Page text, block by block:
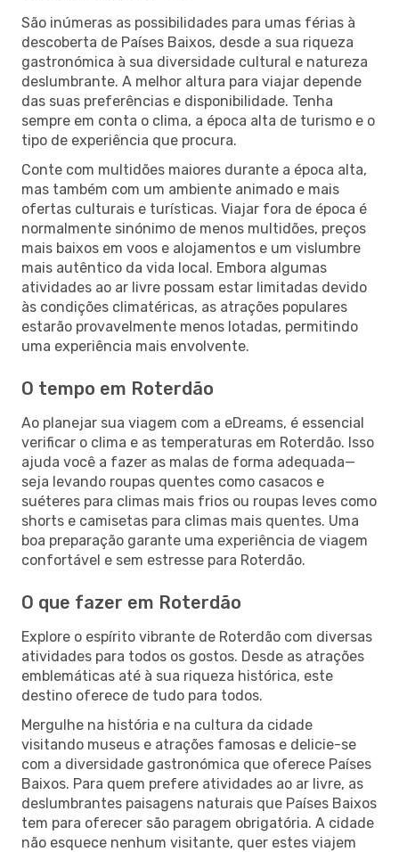
São inúmeras as possibilidades para umas férias à
descoberta de Países Baixos, desde a sua riqueza
gastronómica à sua diversidade cultural e natureza
deslumbrante. A melhor altura para viajar depende
das suas preferências e disponibilidade. Tenha
sempre em conta o clima, a época alta de turismo e o
tipo de experiência que procura.
Conte com multidões maiores durante a época alta,
mas também com um ambiente animado e mais
ofertas culturais e turísticas. Viajar fora de época é
normalmente sinónimo de menos multidões, preços
mais baixos em voos e alojamentos e um vislumbre
mais autêntico da vida local. Embora algumas
atividades ao ar livre possam estar limitadas devido
às condições climatéricas, as atrações populares
estarão provavelmente menos lotadas, permitindo
uma experiência mais envolvente.
O tempo em Roterdão
Ao planejar sua viagem com a eDreams, é essencial
verificar o clima e as temperaturas em Roterdão. Isso
ajuda você a fazer as malas de forma adequada—
seja levando roupas quentes como casacos e
suéteres para climas mais frios ou roupas leves como
shorts e camisetas para climas mais quentes. Uma
boa preparação garante uma experiência de viagem
confortável e sem estresse para Roterdão.
O que fazer em Roterdão
Explore o espírito vibrante de Roterdão com diversas
atividades para todos os gostos. Desde as atrações
emblemáticas até à sua riqueza histórica, este
destino oferece de tudo para todos.
Mergulhe na história e na cultura da cidade
visitando museus e atrações famosas e delicie-se
com a diversidade gastronómica que oferece Países
Baixos. Para quem prefere atividades ao ar livre, as
deslumbrantes paisagens naturais que Países Baixos
tem para oferecer são paragem obrigatória. A cidade
não esquece nenhum visitante, quer estes viajem